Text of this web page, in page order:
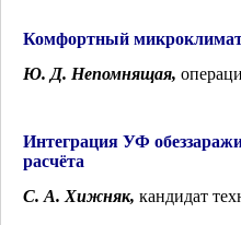
Комфортный микроклимат
Ю. Д. Непомнящая,
Интеграция УФ
расчёта
С. А. Хижняк, кандидат